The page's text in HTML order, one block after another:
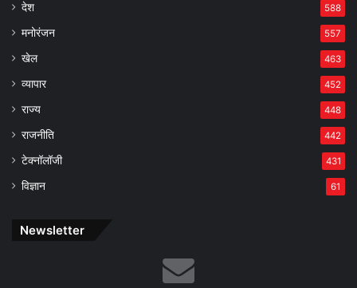
देश 588
मनोरंजन 557
खेल 463
व्यापार 452
राज्य 448
राजनीति 442
टेक्नॉलॉजी 431
विज्ञान 61
Newsletter